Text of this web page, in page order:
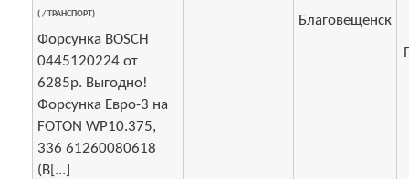
( / ТРАНСПОРТ)
Форсунка BOSCH
0445120224 от
6285р. Выгодно!
Форсунка Евро-3 на
FOTON WP10.375,
336 61260080618
(B[...]
Благовещенск